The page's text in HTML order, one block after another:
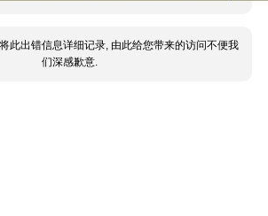
此出错信息详细记录, 由此给您带来的访问不便我
们深感歉意.